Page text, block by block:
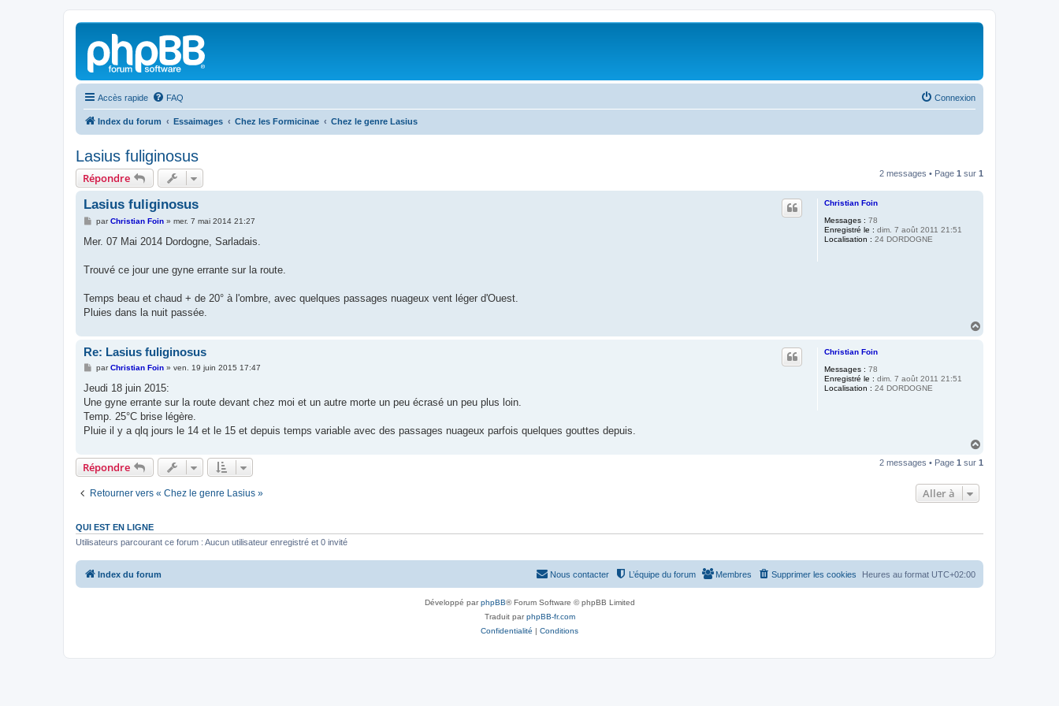
Accès rapide FAQ Connexion
Index du forum Essaimages Chez les Formicinae Chez le genre Lasius
Lasius fuliginosus
Répondre 2 messages • Page 1 sur 1
Christian Foin
Messages : 78
Enregistré le : dim. 7 août 2011 21:51
Localisation : 24 DORDOGNE
Lasius fuliginosus
M
s
g
parChristian Foin» mer. 7 mai 2014 21:27
Mer. 07 Mai 2014 Dordogne, Sarladais.
Trouvé ce jour une gyne errante sur la route.
Temps beau et chaud + de 20° à l'ombre, avec quelques passages nuageux vent léger d'Ouest.
Pluies dans la nuit passée.
Christian Foin
Messages : 78
Enregistré le : dim. 7 août 2011 21:51
Localisation : 24 DORDOGNE
Re: Lasius fuliginosus
M
s
a
g
parChristian Foin» ven. 19 juin 2015 17:47
Jeudi 18 juin 2015:
Une gyne errante sur la route devant chez moi et un autre morte un peu écrasé un peu plus loin.
Temp. 25°C brise légère.
Pluie il y a qlq jours le 14 et le 15 et depuis temps variable avec des passages nuageux parfois quelques gouttes depuis.
u
Répondre 2 messages • Page 1 sur 1
Retourner vers « Chez le genre Lasius » Aller à
QUI EST EN LIGNE
Utilisateurs parcourant ce forum : Aucun utilisateur enregistré et 0 invité
Index du forum Heures au format UTC+02:00
Supprimer les cookies
Membres
L’équipe du forum
Nous contacter
Développé parphpBB® Forum Software © phpBB Limited
Traduit parphpBB-fr.com
Confidentialité | Conditions